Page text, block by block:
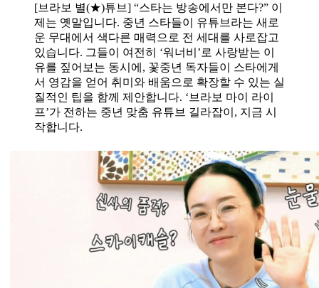
[브라보 별(★)튜브] “스타는 방송에서만 본다?” 이
제는 옛말입니다. 중년 스타들이 유튜브라는 새로
운 무대에서 색다른 매력으로 전 세대를 사로잡고
있습니다. 그들이 여전히 ‘워너비’로 사랑받는 이
유를 짚어보는 동시에, 꽃중년 독자들이 스타에게
서 영감을 얻어 취미와 배움으로 확장할 수 있는 실
질적인 팁을 함께 제안합니다. ‘브라보 마이 라이
프’가 전하는 중년 맞춤 유튜브 길라잡이, 지금 시
작합니다.